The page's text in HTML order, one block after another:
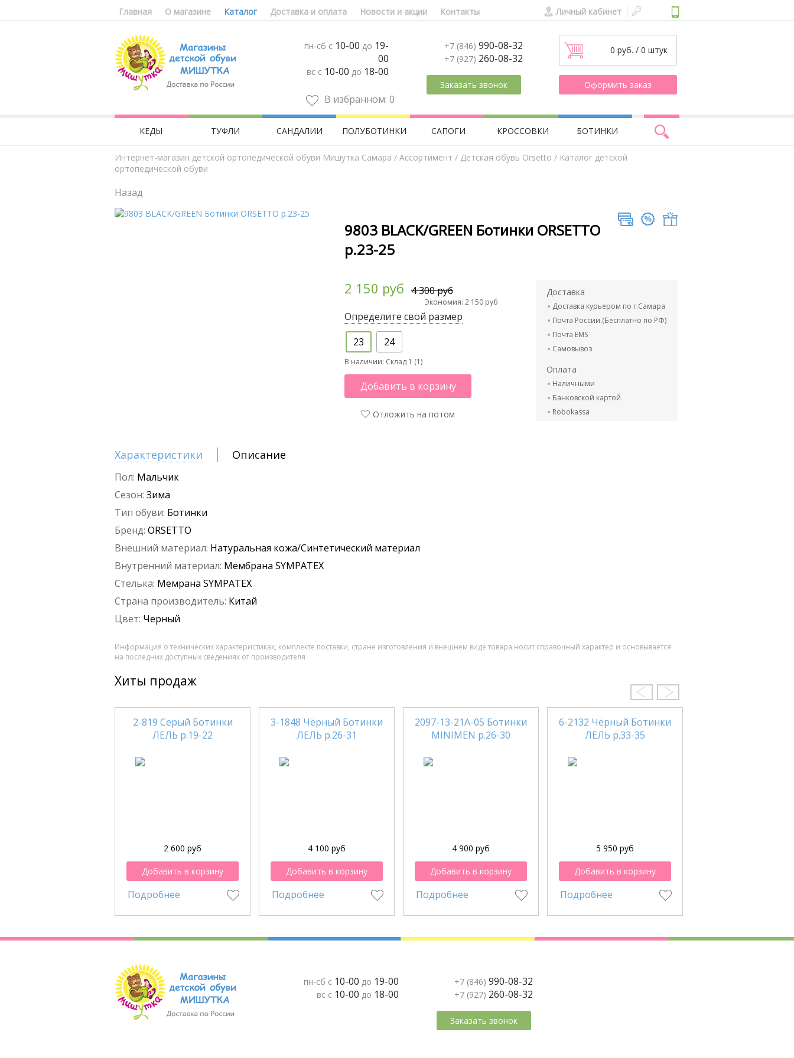
Главная О магазине Каталог Доставка и оплата Новости и акции Контакты Личный кабинет
пн-сб с 10-00 до 19-
00
вс с 10-00 до 18-00
В избранном: 0
+7 (846) 990-08-32
+7 (927) 260-08-32
Заказать звонок
0 руб. / 0 штук
Оформить заказ
КЕДЫ ТУФЛИ САНДАЛИИ ПОЛУБОТИНКИ САПОГИ КРОССОВКИ БОТИНКИ
Интернет-магазин детской ортопедической обуви Мишутка Самара / Aссортимент / Детская обувь Orsetto / Каталог детской
ортопедической обуви
Назад
9803 BLACK/GREEN Ботинки ORSETTO
р.23-25
2 150 руб 4 300 руб
Экономия: 2 150 руб
Определите свой размер
23
24
В наличии: Склад 1 (1)
Добавить в корзину
Отложить на потом
Доставка
Доставка курьером по г.Самара
Почта России.(Бесплатно по РФ)
Почта EMS
Самовывоз
Оплата
Наличными
Банковской картой
Robokassa
Характеристики Описание
Пол: Мальчик
Сезон: Зима
Тип обуви: Ботинки
Бренд: ORSETTO
Внешний материал: Натуральная кожа/Синтетический материал
Внутренний материал: Мембрана SYMPATEX
Стелька: Мемрана SYMPATEX
Страна производитель: Китай
Цвет: Черный
Информация о технических характеристиках, комплекте поставки, стране изготовления и внешнем виде товара носит справочный характер и основывается
на последних доступных сведениях от производителя
Хиты продаж
2-819 Серый Ботинки
ЛЕЛЬ р.19-22
2 600 руб
Добавить в корзину
Подробнее
3-1848 Чёрный Ботинки
ЛЕЛЬ р.26-31
4 100 руб
Добавить в корзину
Подробнее
2097-13-21А-05 Ботинки
MINIMEN р.26-30
4 900 руб
Добавить в корзину
Подробнее
6-2132 Чёрный Ботинки
ЛЕЛЬ р.33-35
5 950 руб
Добавить в корзину
Подробнее
пн-сб с 10-00 до 19-00
вс с 10-00 до 18-00
+7 (846) 990-08-32
+7 (927) 260-08-32
Заказать звонок